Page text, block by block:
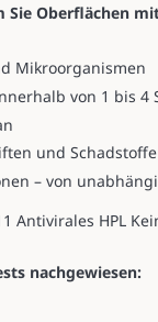
Oberflächen
Mikroorganismen
von 1 bis 4
und
– von
Antivirales HPL
nachgewiesen: